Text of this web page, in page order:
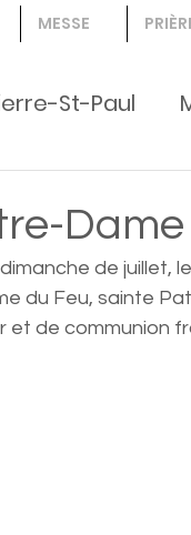
MESSE
St-Paul
Création
de juillet,
du Feu, sainte
et de communion